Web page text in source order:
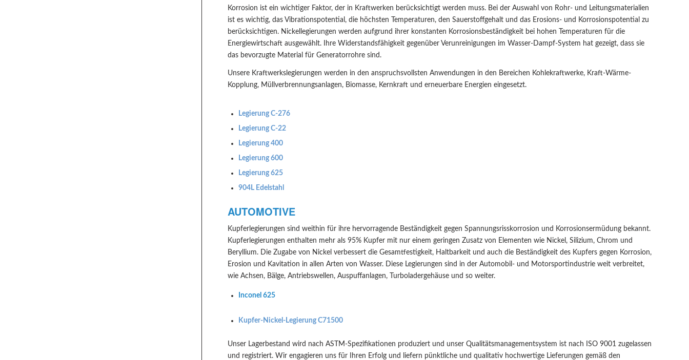
Korrosion ist ein wichtiger Faktor, der in Kraftwerken berücksichtigt werden muss. Bei der Auswahl von Rohr- und Leitungsmaterialien
ist es wichtig, das Vibrationspotential, die höchsten Temperaturen, den Sauerstoffgehalt und das Erosions- und Korrosionspotential zu
berücksichtigen. Nickellegierungen werden aufgrund ihrer konstanten Korrosionsbeständigkeit bei hohen Temperaturen für die
Energiewirtschaft ausgewählt. Ihre Widerstandsfähigkeit gegenüber Verunreinigungen im Wasser-Dampf-System hat gezeigt, dass sie
das bevorzugte Material für Generatorrohre sind.
Unsere Kraftwerkslegierungen werden in den anspruchsvollsten Anwendungen in den Bereichen Kohlekraftwerke, Kraft-Wärme-
Kopplung, Müllverbrennungsanlagen, Biomasse, Kernkraft und erneuerbare Energien eingesetzt.
Legierung C-276
Legierung C-22
Legierung 400
Legierung 600
Legierung 625
904L Edelstahl
AUTOMOTIVE
Kupferlegierungen sind weithin für ihre hervorragende Beständigkeit gegen Spannungsrisskorrosion und Korrosionsermüdung bekannt.
Kupferlegierungen enthalten mehr als 95% Kupfer mit nur einem geringen Zusatz von Elementen wie Nickel, Silizium, Chrom und
Beryllium. Die Zugabe von Nickel verbessert die Gesamtfestigkeit, Haltbarkeit und auch die Beständigkeit des Kupfers gegen Korrosion,
Erosion und Kavitation in allen Arten von Wasser. Diese Legierungen sind in der Automobil- und Motorsportindustrie weit verbreitet,
wie Achsen, Bälge, Antriebswellen, Auspuffanlagen, Turboladergehäuse und so weiter.
Inconel 625
Kupfer-Nickel-Legierung C71500
Unser Lagerbestand wird nach ASTM-Spezifikationen produziert und unser Qualitätsmanagementsystem ist nach ISO 9001 zugelassen
und registriert. Wir engagieren uns für Ihren Erfolg und liefern pünktliche und qualitativ hochwertige Lieferungen gemäß den